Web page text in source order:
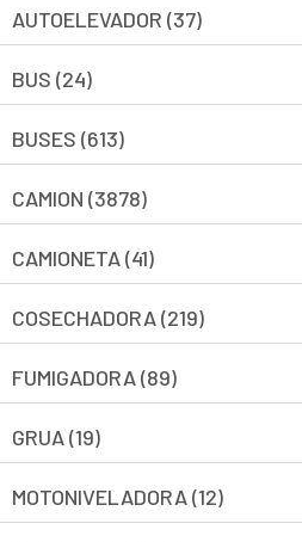
AUTOELEVADOR (37)
BUS (24)
BUSES (613)
CAMION (3878)
CAMIONETA (41)
COSECHADORA (219)
FUMIGADORA (89)
GRUA (19)
MOTONIVELADORA (12)